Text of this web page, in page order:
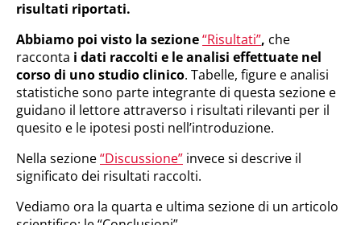
risultati riportati.
Abbiamo poi visto la sezione“Risultati”, che
racconta i dati raccolti e le analisi effettuate nel
corso di uno studio clinico. Tabelle, figure e analisi
statistiche sono parte integrante di questa sezione e
guidano il lettore attraverso i risultati rilevanti per il
quesito e le ipotesi posti nell’introduzione.
Nella sezione“Discussione” invece si descrive il
significato dei risultati raccolti.
Vediamo ora la quarta e ultima sezione di un articolo